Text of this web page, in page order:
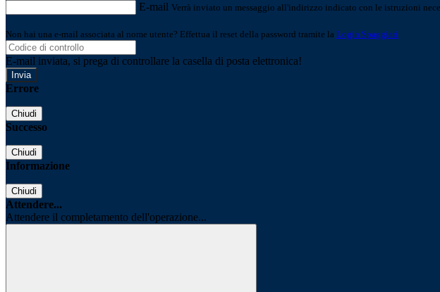
E-mail Verrà inviato un messaggio all'indirizzo indicato con le istruzioni
Non hai una e-mail associata al nome utente? Effettua il reset della password tramite la Login Spaggiari
E-mail inviata, si prega di controllare la casella di posta elettronica!
Errore
Chiudi
Successo
Chiudi
Informazione
Chiudi
Attendere...
Attendere il completamento dell'operazione...